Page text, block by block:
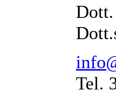
Tel.